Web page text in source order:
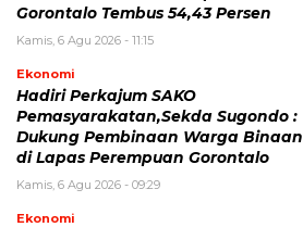
Gorontalo Tembus 54,43 Persen
Kamis, 6 Agu 2026 - 11:15
Ekonomi
Hadiri Perkajum SAKO
Pemasyarakatan,Sekda Sugondo :
Dukung Pembinaan Warga Binaan
di Lapas Perempuan Gorontalo
Kamis, 6 Agu 2026 - 09:29
Ekonomi